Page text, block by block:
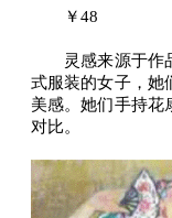
￥48
灵感来源于作品
式服装的女子，她
美感。她们手持花
对比。